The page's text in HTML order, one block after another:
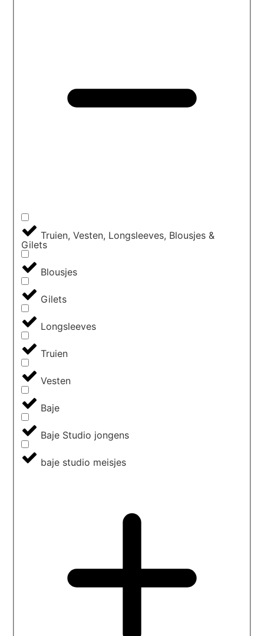
Truien, Vesten, Longsleeves, Blousjes &
Gilets
Blousjes
Gilets
Longsleeves
Truien
Vesten
Baje
Baje Studio jongens
baje studio meisjes